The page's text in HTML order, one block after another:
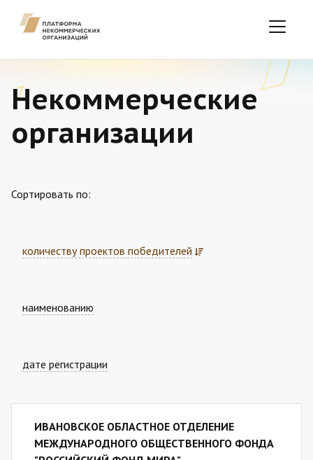
Некоммерческие
организации
Сортировать по:
количеству проектов победителей
наименованию
дате регистрации
ИВАНОВСКОЕ ОБЛАСТНОЕ ОТДЕЛЕНИЕ
МЕЖДУНАРОДНОГО ОБЩЕСТВЕННОГО ФОНДА